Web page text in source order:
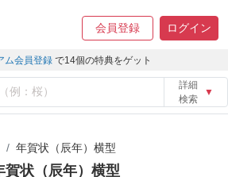
会員登録 ログイン
ム会員登録 で14個の特典をゲット
詳細
検索
▼
年賀状（辰年）横型
賀状（辰年）横型